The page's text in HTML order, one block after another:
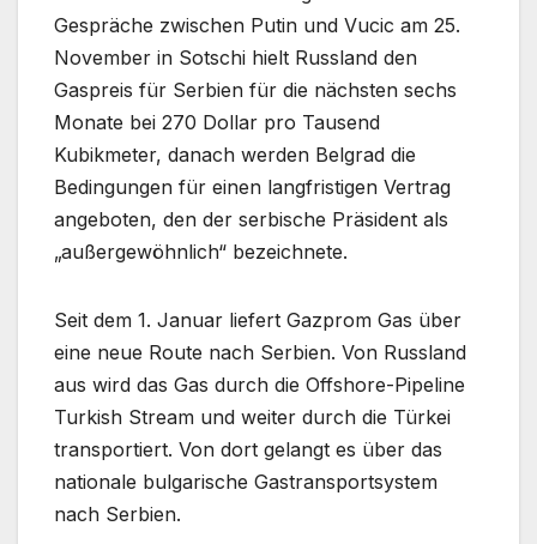
Gespräche zwischen Putin und Vucic am 25.
November in Sotschi hielt Russland den
Gaspreis für Serbien für die nächsten sechs
Monate bei 270 Dollar pro Tausend
Kubikmeter, danach werden Belgrad die
Bedingungen für einen langfristigen Vertrag
angeboten, den der serbische Präsident als
„außergewöhnlich“ bezeichnete.
Seit dem 1. Januar liefert Gazprom Gas über
eine neue Route nach Serbien. Von Russland
aus wird das Gas durch die Offshore-Pipeline
Turkish Stream und weiter durch die Türkei
transportiert. Von dort gelangt es über das
nationale bulgarische Gastransportsystem
nach Serbien.